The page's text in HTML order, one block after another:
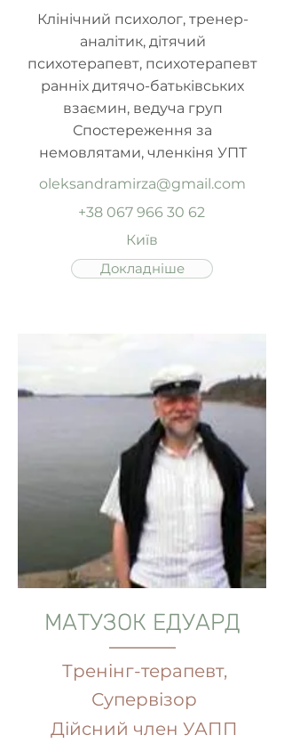
Клінічний психолог, тренер-
аналітик, дітячий
психотерапевт, психотерапевт
ранніх дитячо-батьківських
взаємин, ведуча груп
Спостереження за
немовлятами, членкіня УПТ
oleksandramirza@gmail.com
+38 067 966 30 62
Київ
Докладніше
МАТУЗОК ЕДУАРД
Тренінг-терапевт,
Супервізор
Дійсний член УАПП